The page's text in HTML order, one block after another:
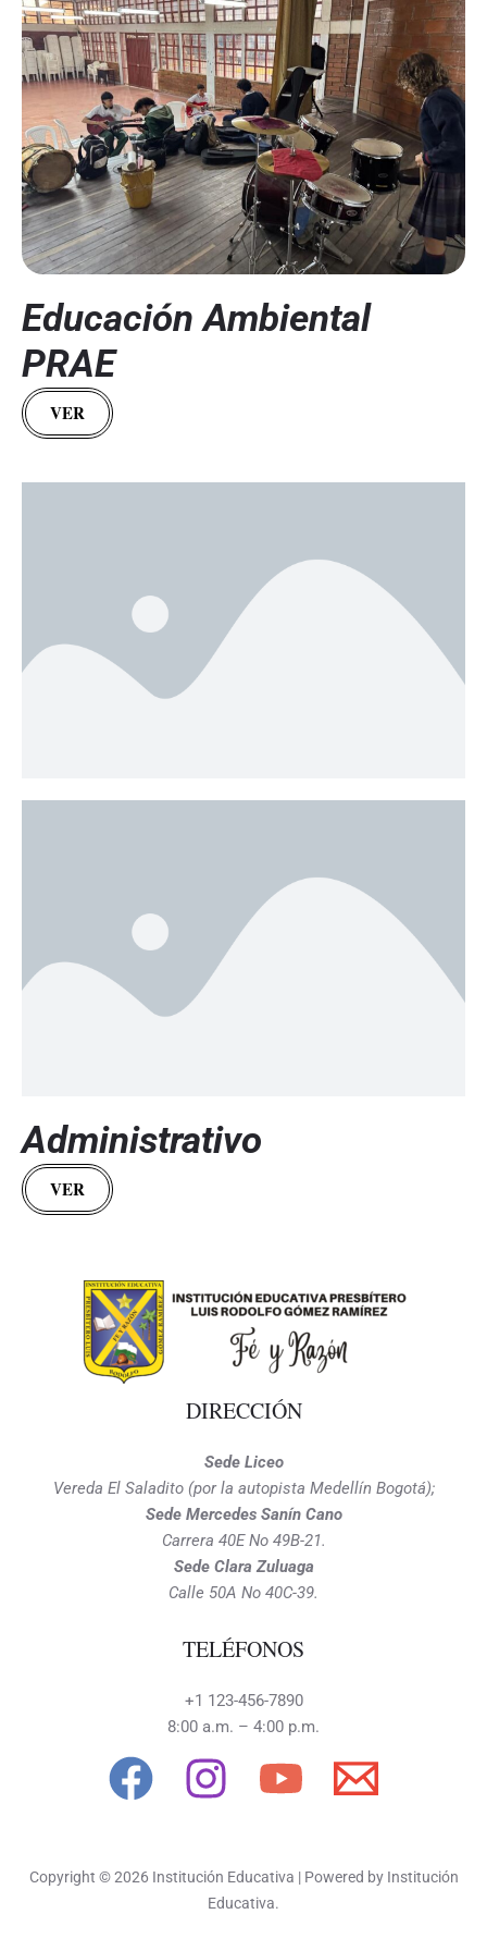
Educación Ambiental
PRAE
VER
Administrativo
VER
DIRECCIÓN
Sede Liceo
Vereda El Saladito (por la autopista Medellín Bogotá);
Sede Mercedes Sanín Cano
Carrera 40E No 49B-21.
Sede Clara Zuluaga
Calle 50A No 40C-39.
TELÉFONOS
+1 123-456-7890
8:00 a.m. – 4:00 p.m.
Copyright © 2026 Institución Educativa | Powered by Institución
Educativa.